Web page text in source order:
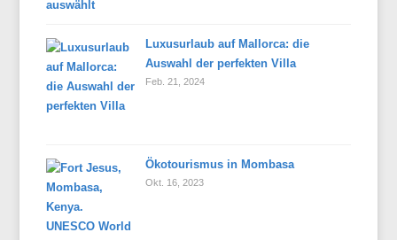
Luxusurlaub auf Mallorca: die
Auswahl der perfekten Villa
Feb. 21, 2024
Ökotourismus in Mombasa
Okt. 16, 2023